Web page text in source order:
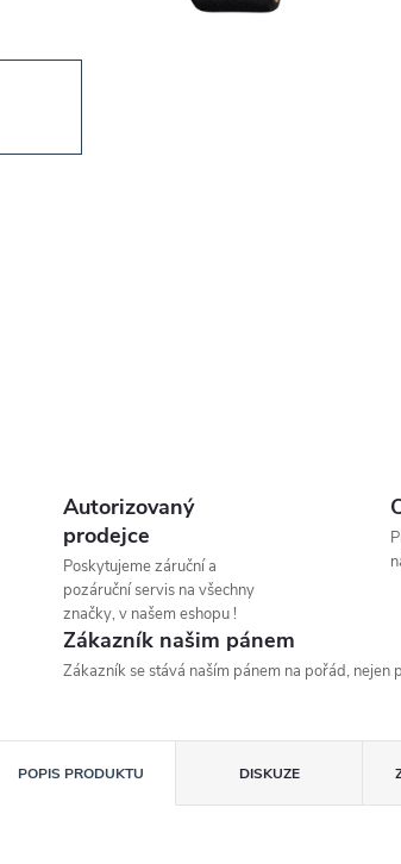
Autorizovaný
prodejce
Poskytujeme záruční a
pozáruční servis na všechny
značky, v našem eshopu !
Zákazník našim pánem
Zákazník se stává naším pánem na pořád, nejen
POPIS PRODUKTU DISKUZE